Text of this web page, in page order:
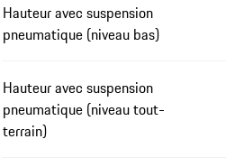
Hauteur avec suspension
pneumatique (niveau bas)
Hauteur avec suspension
pneumatique (niveau tout-
terrain)